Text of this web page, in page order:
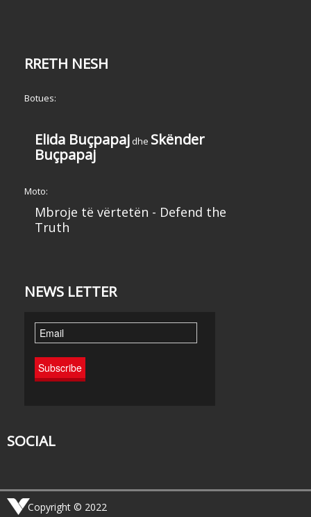
RRETH NESH
Botues:
Elida Buçpapaj dhe Skënder
Buçpapaj
Moto:
Mbroje të vërtetën - Defend the
Truth
NEWS LETTER
SOCIAL
Copyright © 2022